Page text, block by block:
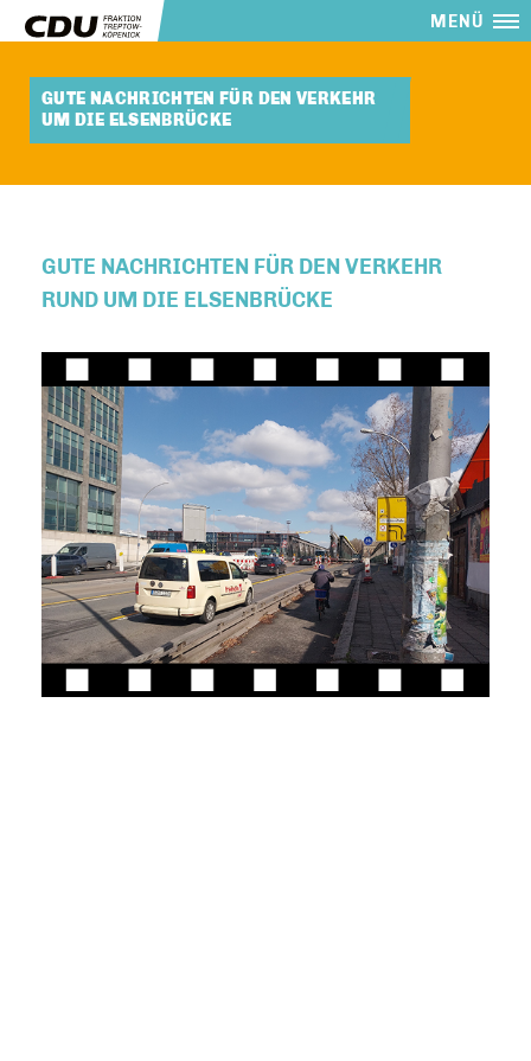
MENÜ
GUTE NACHRICHTEN FÜR DEN VERKEHR
UM DIE ELSENBRÜCKE
GUTE NACHRICHTEN FÜR DEN VERKEHR
RUND UM DIE ELSENBRÜCKE